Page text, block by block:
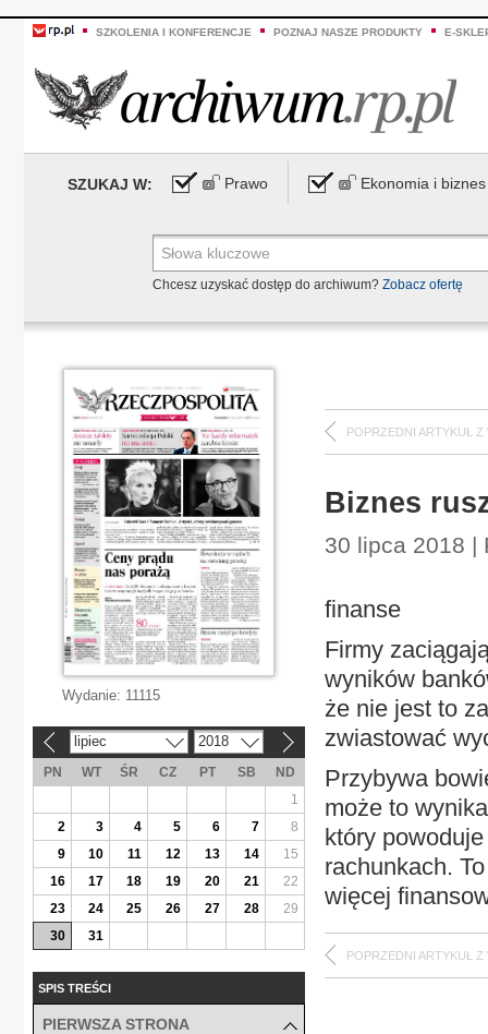
SZKOLENIA I KONFERENCJE POZNAJ NASZE PRODUKTY E-
SZUKAJ W: Prawo Ekonomia i biznes
Chcesz uzyskać dostęp do archiwum? Zobacz ofertę
POPRZEDNI ARTYKUŁ Z
Biznes
30 lipca 2018 |
finanse
Firmy
wyników
że nie jest to
zwiastować
Przybywa
może to
który
rachunkach.
więcej
POPRZEDNI ARTYKUŁ Z
Wydanie: 11115
lipiec 2018
PN WT ŚR CZ PT SB
ND
1
2
3 4 5 6 7
8
9
10 11 12 13 14
15
16
17 18 19 20 21
22
23
24 25 26 27 28
29
30
31
SPIS TREŚCI
PIERWSZA STRONA